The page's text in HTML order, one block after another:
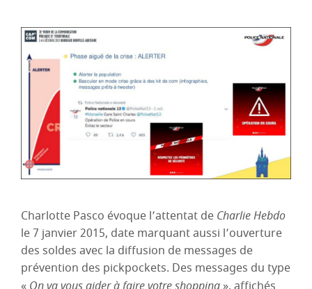
Charlotte Pasco évoque l’attentat de Charlie Hebdo
le 7 janvier 2015, date marquant aussi l’ouverture
des soldes avec la diffusion de messages de
prévention des pickpockets. Des messages du type
On va vous aider à faire votre shopping